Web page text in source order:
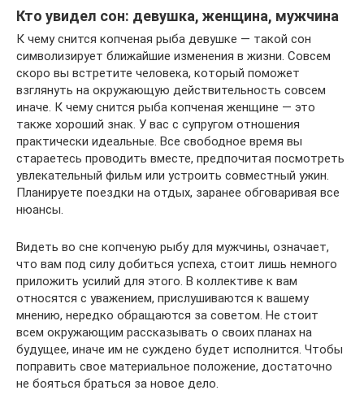
Кто увидел сон: девушка, женщина, мужчина
К чему снится копченая рыба девушке — такой сон
символизирует ближайшие изменения в жизни. Совсем
скоро вы встретите человека, который поможет
взглянуть на окружающую действительность совсем
иначе. К чему снится рыба копченая женщине — это
также хороший знак. У вас с супругом отношения
практически идеальные. Все свободное время вы
стараетесь проводить вместе, предпочитая посмотреть
увлекательный фильм или устроить совместный ужин.
Планируете поездки на отдых, заранее обговаривая все
нюансы.
Видеть во сне копченую рыбу для мужчины, означает,
что вам под силу добиться успеха, стоит лишь немного
приложить усилий для этого. В коллективе к вам
относятся с уважением, прислушиваются к вашему
мнению, нередко обращаются за советом. Не стоит
всем окружающим рассказывать о своих планах на
будущее, иначе им не суждено будет исполнится. Чтобы
поправить свое материальное положение, достаточно
не бояться браться за новое дело.